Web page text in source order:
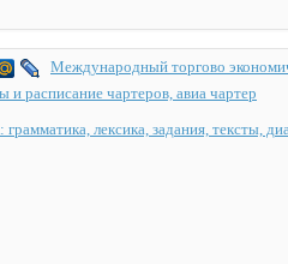
Международный торгово
и расписание чартеров, авиа чартер